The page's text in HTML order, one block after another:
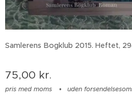
Samlerens Bogklub 2015. Heftet,
75,00 kr.
pris med moms uden